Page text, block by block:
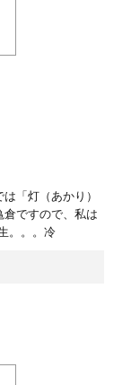
「灯（あかり）
ですので、私は
。。。冷